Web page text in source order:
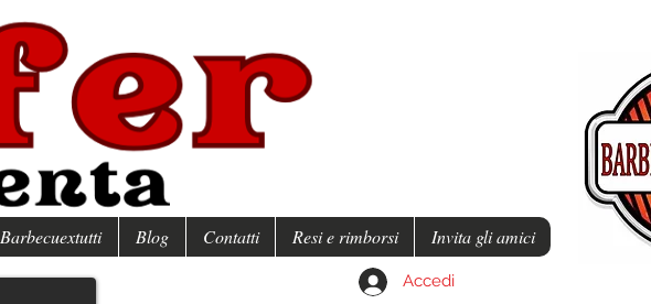
Barbecuextutti Blog Contatti Resi e rimborsi Invita gli amici
Accedi